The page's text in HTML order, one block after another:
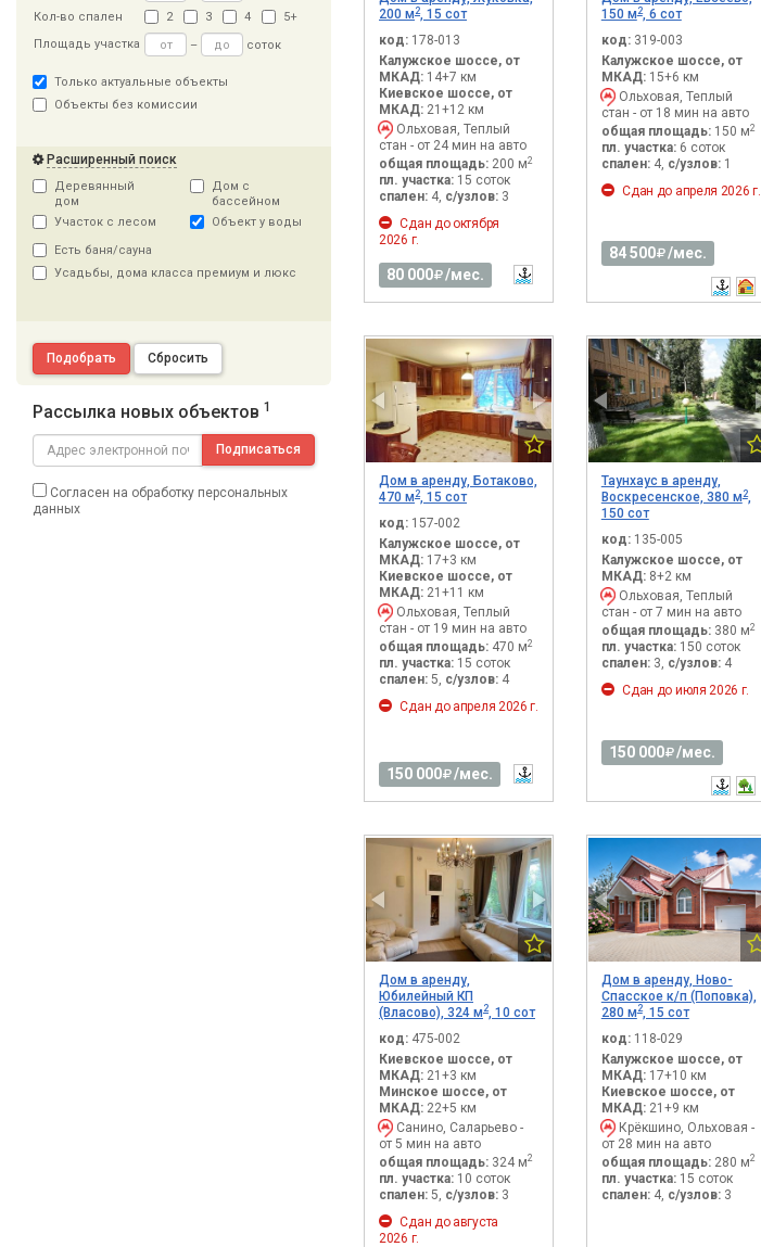
Кол-во спален 2 3 4
5+
Площадь участка
– соток
Только актуальные объекты
Объекты без комиссии
Расширенный поиск
Деревянный
дом
Участок с лесом
Дом с
бассейном
Объект у воды
Есть баня/сауна
Усадьбы, дома класса премиум и люкс
Подобрать Сбросить
Рассылка новых объектов 1
Подписаться
Согласен на обработку персональных
данных
200 м 2, 15 сот
код: 178-013
Калужское шоссе, от
МКАД: 14+7 км
Киевское шоссе, от
МКАД: 21+12 км
Ольховая, Теплый
стан - от 24 мин на авто
общая площадь: 200 м2
пл. участка: 15 соток
спален: 4, с/узлов: 3
Сдан до октября
2026 г.
80 000 /мес.
150 м2, 6 сот
код:319-003
Калужское шоссе, от
МКАД:15+6 км
Ольховая, Теплый
стан - от 18 мин на авто
общая площадь:150 м2
пл. участка:6 соток
спален:4, с/узлов:1
Сдан до апреля 2026 г.
84 500 /мес.
Дом в аренду, Ботаково,
470 м 2, 15 сот
код: 157-002
Калужское шоссе, от
МКАД: 17+3 км
Киевское шоссе, от
МКАД: 21+11 км
Ольховая, Теплый
стан - от 19 мин на авто
общая площадь: 470 м2
пл. участка: 15 соток
спален: 5, с/узлов: 4
Сдан до апреля 2026 г.
150 000 /мес.
Таунхаус в аренду,
Воскресенское, 380 м2,
150 сот
код:135-005
Калужское шоссе, от
МКАД:8+2 км
Ольховая, Теплый
стан - от 7 мин на авто
общая площадь:380 м2
пл. участка:150 соток
спален:3, с/узлов:4
Сдан до июля 2026 г.
150 000 /мес.
Дом в аренду,
Юбилейный КП
(Власово), 324 м 2, 10 сот
код: 475-002
Киевское шоссе, от
МКАД: 21+3 км
Минское шоссе, от
МКАД: 22+5 км
Санино, Саларьево -
от 5 мин на авто
общая площадь: 324 м2
пл. участка: 10 соток
спален: 5, с/узлов: 3
Сдан до августа
2026 г.
Дом в аренду, Ново-
Спасское к/п (Поповка),
280 м2, 15 сот
код:118-029
Калужское шоссе, от
МКАД:17+10 км
Киевское шоссе, от
МКАД:21+9 км
Крёкшино, Ольховая -
от 28 мин на авто
общая площадь:280 м2
пл. участка:15 соток
спален:4, с/узлов:3